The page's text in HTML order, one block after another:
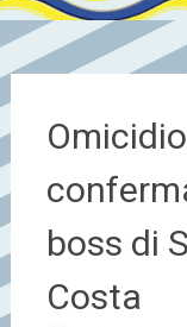
boss di
Costa